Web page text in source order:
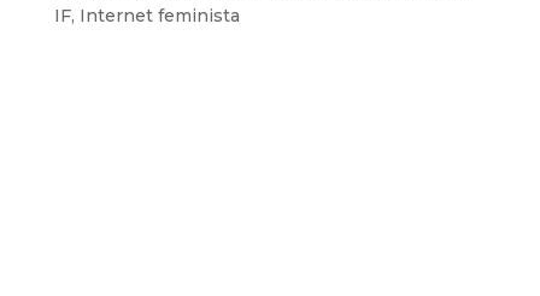
IF, Internet feminista